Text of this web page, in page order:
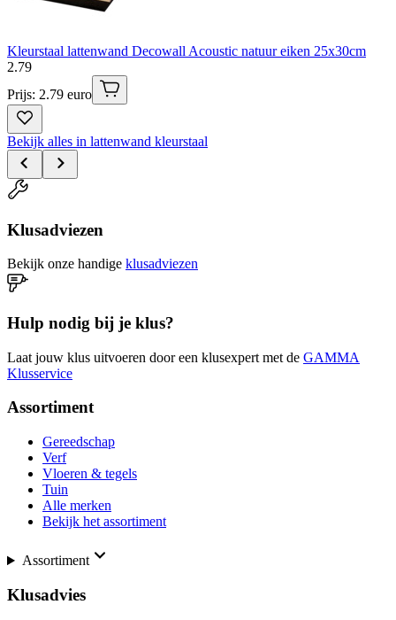
Kleurstaal lattenwand Decowall Acoustic natuur eiken 25x30cm
2.79
Prijs: 2.79 euro
Bekijk alles in lattenwand kleurstaal
Klusadviezen
Bekijk onze handige klusadviezen
Hulp nodig bij je klus?
Laat jouw klus uitvoeren door een klusexpert met de GAMMA
Klusservice
Assortiment
Gereedschap
Verf
Vloeren & tegels
Tuin
Alle merken
Bekijk het assortiment
Assortiment
Klusadvies